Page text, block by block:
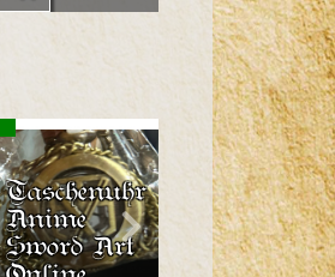
Taschenuhr
Anime
Sword Art
Mittelalterl
iche Tunika
"Olaf"